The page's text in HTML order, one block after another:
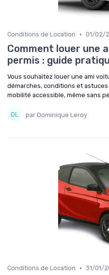
Conditions de Location • 01/02/
Comment louer une
permis : guide
Vous souhaitez louer une ami
démarches, conditions et
mobilité accessible, même sans
par Dominique Leroy
Conditions de Location • 31/01/